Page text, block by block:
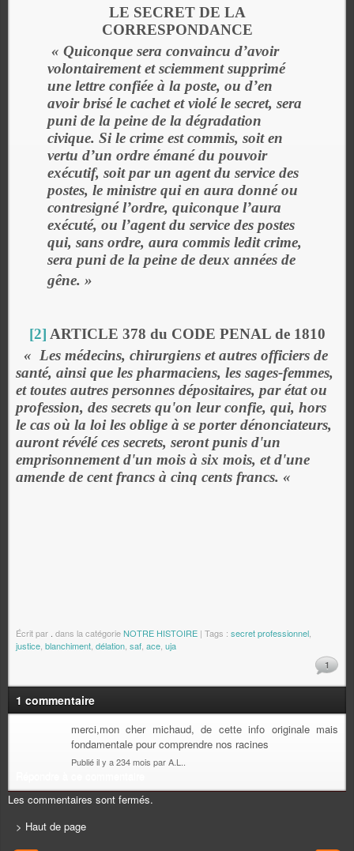
LE SECRET DE LA
CORRESPONDANCE
« Quiconque sera convaincu d’avoir
volontairement et sciemment supprimé
une lettre confiée à la poste, ou d’en
avoir brisé le cachet et violé le secret, sera
puni de la peine de la dégradation
civique. Si le crime est commis, soit en
vertu d’un ordre émané du pouvoir
exécutif, soit par un agent du service des
postes, le ministre qui en aura donné ou
contresigné l’ordre, quiconque l’aura
exécuté, ou l’agent du service des postes
qui, sans ordre, aura commis ledit crime,
sera puni de la peine de deux années de
gêne. »
[2] ARTICLE 378 du CODE PENAL de 1810
« Les médecins, chirurgiens et autres officiers de
santé, ainsi que les pharmaciens, les sages-femmes,
et toutes autres personnes dépositaires, par état ou
profession, des secrets qu'on leur confie, qui, hors
le cas où la loi les oblige à se porter dénonciateurs,
auront révélé ces secrets, seront punis d'un
emprisonnement d'un mois à six mois, et d'une
amende de cent francs à cinq cents francs. «
Écrit par dans la catégorieNOTRE HISTOIRE | Tags : secret professionnel
justice blanchiment délation saf ace uja
1
1 commentaire
merci,mon cher michaud, de cette info originale mais
fondamentale pour comprendre nos racines
Publié il y a 234 mois par A.L..
Les commentaires sont fermés.
> Haut de page